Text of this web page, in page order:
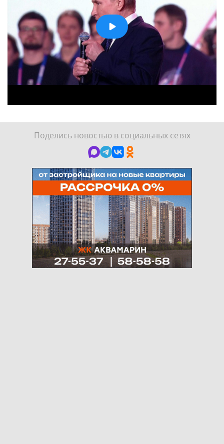
Поделись новостью в социальных сетях